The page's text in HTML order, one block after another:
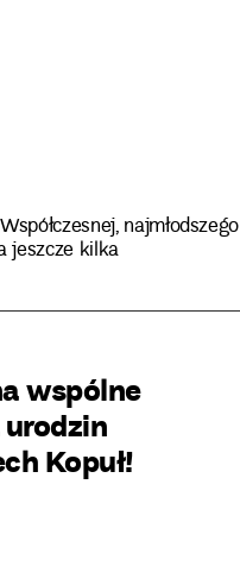
najmłodszego
jeszcze kilka
wspólne
Kopuł!